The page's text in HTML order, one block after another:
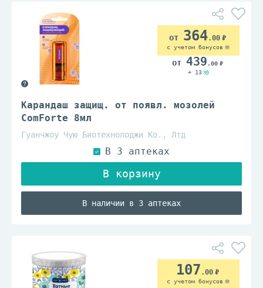
Карандаш защищ. от появл. мозолей
ComForte 8мл
Гуанчжоу Чую Биотехнолоджи Ко., Лтд
В наличии в 3 аптеках
364.00
с учетом бонусов
439 .00
+ 13
107 .00
с учетом бонусов